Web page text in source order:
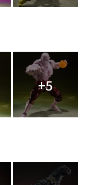
+5